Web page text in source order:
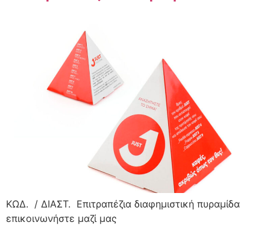
ΚΩΔ. / ΔΙΑΣΤ. Επιτραπέζια διαφημιστική πυραμίδα
επικοινωνήστε μαζί μας